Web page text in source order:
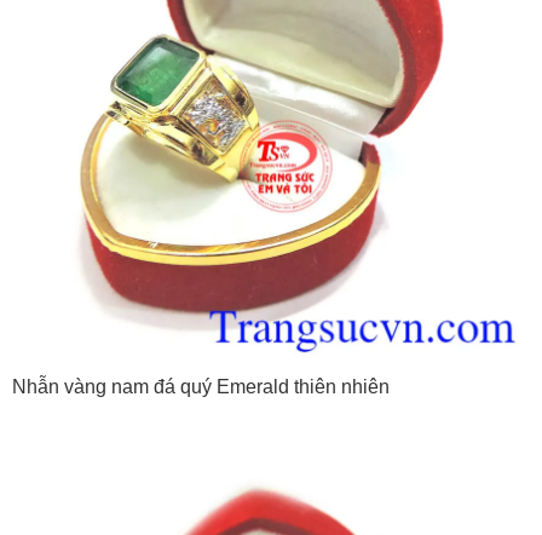
Nhẫn vàng nam đá quý Emerald thiên nhiên